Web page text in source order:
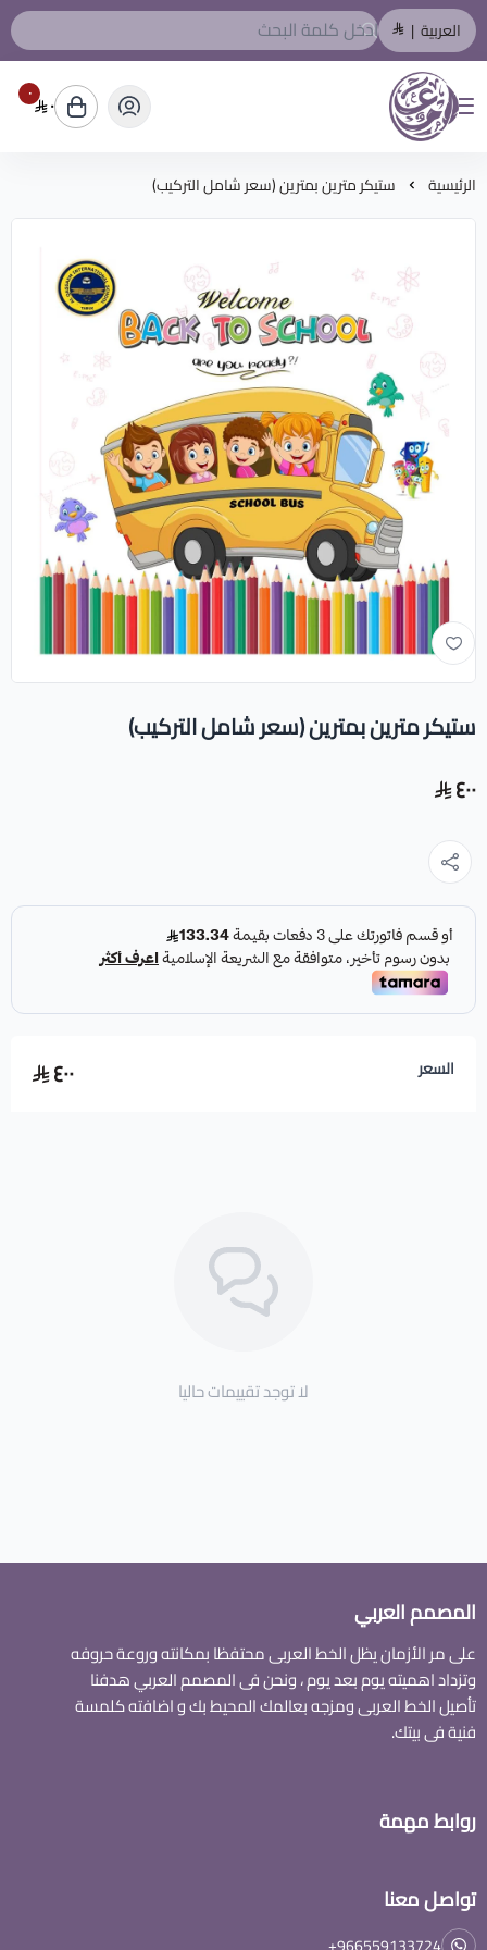
العربية |
المصمم العربي
٠ ٠
الرئيسية ستيكر مترين بمترين (سعر شامل التركيب)
ستيكر مترين بمترين (سعر شامل التركيب)
٤٠٠
السعر ٤٠٠
لا توجد تقييمات حاليا
المصمم العربي
على مر الأزمان يظل الخط العربى محتفظا بمكانته وروعة حروفه
وتزداد اهميته يوم بعد يوم ، ونحن فى المصمم العربي هدفنا
تأصيل الخط العربى ومزجه بعالمك المحيط بك و اضافته كلمسة
فنية فى بيتك.
روابط مهمة
تواصل معنا